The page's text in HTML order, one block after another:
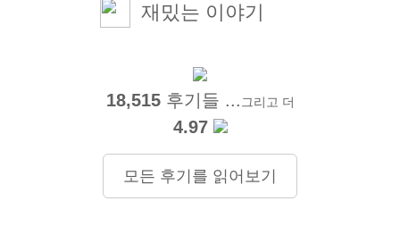
재밌는 이야기
18,515후기들 ... 그리고 더
4.97
모든 후기를 읽어보기